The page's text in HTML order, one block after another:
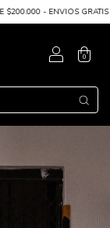
A PARTIR DE
0